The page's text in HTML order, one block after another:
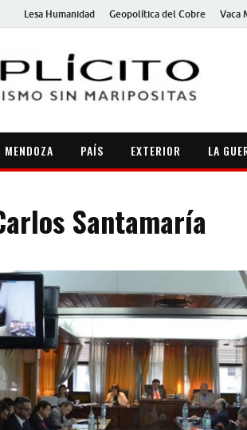
Lesa Humanidad Geopolítica del Cobre Vaca
MENDOZA PAÍS EXTERIOR LA
Santamaría